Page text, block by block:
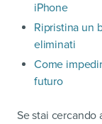
iPhone
Ripristina un
eliminati
Come
futuro
Se stai cercando